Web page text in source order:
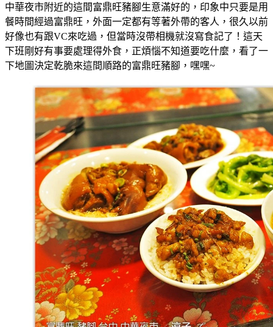
中華夜市附近的這間富鼎旺豬腳生意滿好的，印象中只要是用
餐時間經過富鼎旺，外面一定都有等著外帶的客人，很久以前
好像也有跟VC來吃過，但當時沒帶相機就沒寫食記了！這天
下班剛好有事要處理得外食，正煩惱不知道要吃什麼，看了一
下地圖決定乾脆來這間順路的富鼎旺豬腳，嘿嘿~